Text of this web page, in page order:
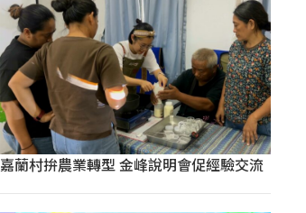
嘉蘭村拚農業轉型 金峰說明會促經驗交流